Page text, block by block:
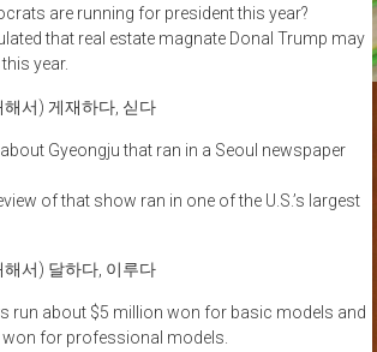
are running for president this year?
that real estate magnate Donal Trump may
year.
해서) 게재하다, 싣다
about Gyeongju that ran in a Seoul newspaper
of that show ran in one of the U.S.’s largest
해서) 달하다, 이루다
run about $5 million won for basic models and
won for professional models.